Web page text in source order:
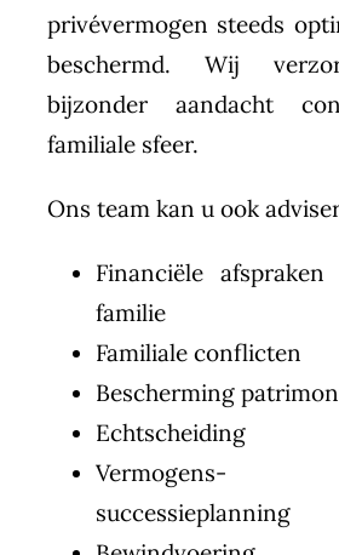
privévermogen steeds
beschermd. Wij
bijzonder aandacht
familiale sfeer.
Ons team kan u ook
Financiële
familie
Familiale conflicten
Bescherming
Echtscheiding
successieplanning